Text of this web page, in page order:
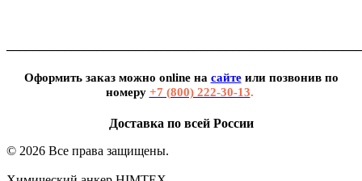
Оформить заказ можно online на сайте или позвонив по
номеру +7 (800) 222-30-13.
Доставка по всей России
© 2026 Все права защищены.